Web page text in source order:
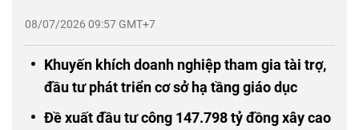
08/07/2026 09:57 GMT+7
Khuyến khích doanh nghiệp tham gia tài trợ,
đầu tư phát triển cơ sở hạ tầng giáo dục
Đề xuất đầu tư công 147.798 tỷ đồng xây cao